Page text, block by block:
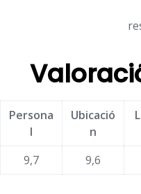
Persona
l
Ubicació
n
9,7
9,6